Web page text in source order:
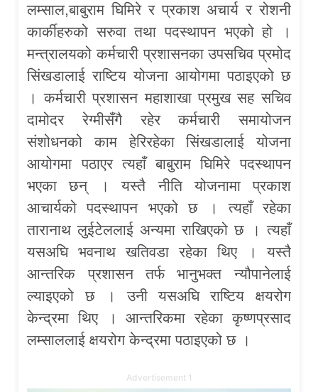
लम्साल,बाबुराम घिमिरे र प्रकाश अचार्य र रोशनी
कार्कीहरुको सरुवा तथा पदस्थापन भएको हो ।
मन्त्रालयको कर्मचारी प्रशासनका उपसचिव प्रमोद
सिंखडालाई राष्टिय योजना आयोगमा पठाइएको छ
। कर्मचारी प्रशासन महाशाखा प्रमुख सह सचिव
दामोदर रेग्मीसँगै रहेर कर्मचारी समायोजन
संशोधनको काम हेरिरहेका सिंखडालाई योजना
आयोगमा पठाएर त्यहाँ बाबुराम घिमिरे पदस्थापन
भएका छन् । यस्तै नीति योजनामा प्रकाश
आचार्यको पदस्थापन भएको छ । त्यहाँ रहेका
तारानाथ लुईटेललाई अन्यमा राखिएको छ । त्यहाँ
यसअघि भवनाथ खतिवडा रहेका थिए । यस्तै
आन्तरिक प्रशासन तर्फ भानुभक्त न्यौपानेलाई
ल्याइएको छ । उनी यसअघि राष्टिय क्षयरोग
केन्द्रमा थिए । आन्तरिकमा रहेका कृष्णप्रसाद
लम्साललाई क्षयरोग केन्द्रमा पठाइएको छ ।
Advertisement 1